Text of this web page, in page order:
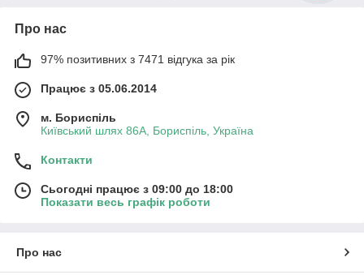
Про нас
97% позитивних з 7471 відгука за рік
Працює з 05.06.2014
м. Бориспіль
Київський шлях 86А, Бориспіль, Україна
Контакти
Сьогодні працює з 09:00 до 18:00
Показати весь графік роботи
Про нас